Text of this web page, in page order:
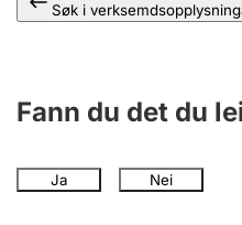
Søk i
Fann du det du
Ja Nei